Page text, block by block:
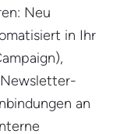
Neu
in Ihr
an